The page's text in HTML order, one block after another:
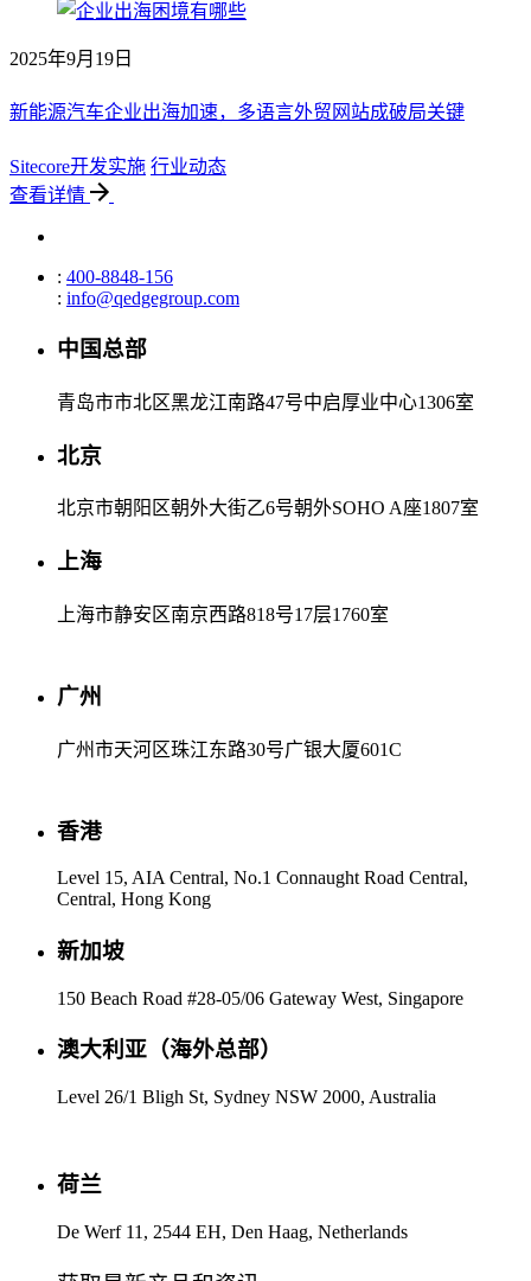
2025年9月19日
新能源汽车企业出海加速，多语言外贸网站成破局关键
Sitecore开发实施 行业动态
查看详情
: 400-8848-156
: info@qedgegroup.com
中国总部
青岛市市北区黑龙江南路47号中启厚业中心1306室
北京
北京市朝阳区朝外大街乙6号朝外SOHO A座1807室
上海
上海市静安区南京西路818号17层1760室
广州
广州市天河区珠江东路30号广银大厦601C
香港
Level 15, AIA Central, No.1 Connaught Road Central,
Central, Hong Kong
新加坡
150 Beach Road #28-05/06 Gateway West, Singapore
澳大利亚（海外总部）
Level 26/1 Bligh St, Sydney NSW 2000, Australia
荷兰
De Werf 11, 2544 EH, Den Haag, Netherlands